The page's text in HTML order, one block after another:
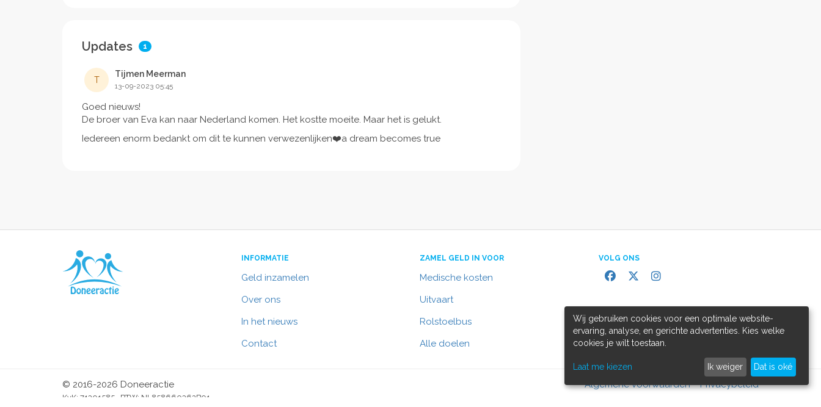
Updates 1
T
Tijmen Meerman
13-09-2023 05:45
Goed nieuws!
De broer van Eva kan naar Nederland komen. Het kostte moeite. Maar het is gelukt.
Iedereen enorm bedankt om dit te kunnen verwezenlijken❤️a dream becomes true
INFORMATIE
Geld inzamelen
Over ons
In het nieuws
Contact
ZAMEL GELD IN VOOR
Medische kosten
Uitvaart
Rolstoelbus
Alle doelen
VOLG ONS
© 2016-2026 Doneeractie
KvK: 71301585 BTW: NL858660362B01
Algemene voorwaarden Privacybeleid
Wij gebruiken cookies voor een optimale website-
ervaring, analyse, en gerichte advertenties. Kies welke
cookies je wilt toestaan.
Laat me kiezen Ik weiger Dat is oké